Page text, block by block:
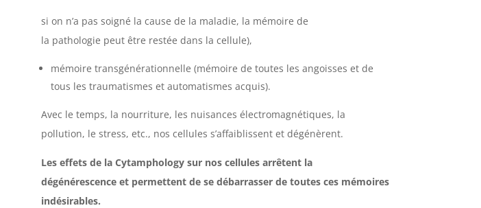
si on n’a pas soigné la cause de la maladie, la mémoire de
la pathologie peut être restée dans la cellule),
mémoire transgénérationnelle (mémoire de toutes les angoisses et de
tous les traumatismes et automatismes acquis).
Avec le temps, la nourriture, les nuisances électromagnétiques, la
pollution, le stress, etc., nos cellules s’affaiblissent et dégénèrent.
Les effets de la Cytamphology sur nos cellules arrêtent la
dégénérescence et permettent de se débarrasser de toutes ces mémoires
indésirables.